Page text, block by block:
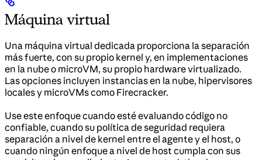
Máquina virtual
Una máquina virtual dedicada proporciona la separación
más fuerte, con su propio kernel y, en implementaciones
en la nube o microVM, su propio hardware virtualizado.
Las opciones incluyen instancias en la nube, hipervisores
locales y microVMs como Firecracker.
Use este enfoque cuando esté evaluando código no
confiable, cuando su política de seguridad requiera
separación a nivel de kernel entre el agente y el host, o
cuando ningún enfoque a nivel de host cumpla con sus